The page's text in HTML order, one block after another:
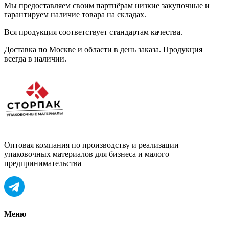
Мы предоставляем своим партнёрам низкие закупочные и
гарантируем наличие товара на складах.
Вся продукция соответствует стандартам качества.
Доставка по Москве и области в день заказа. Продукция
всегда в наличии.
Оптовая компания по производству и реализации
упаковочных материалов для бизнеса и малого
предпринимательства
Меню